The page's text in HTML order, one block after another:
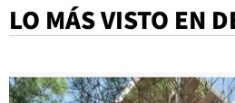
LO MÁS VISTO EN